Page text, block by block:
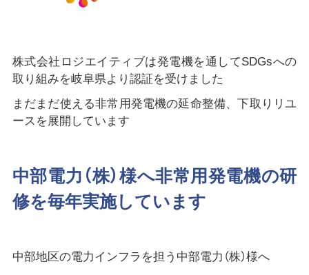
株式会社ロジエイティブは発電機を通してSDGsへの
取り組みを岐阜県より認証を受けました
まだまだ使える非常用発電機の延命整備、下取りリユ
ースを展開しています
中部電力（株）様へ非常用発電機の研
修を毎年実施しています
中部地区の電力インフラを担う中部電力（株）様へ